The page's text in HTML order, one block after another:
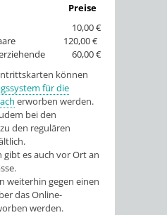
Preise
10,00 €
120,00 €
60,00 €
können
für die
erworben werden.
bei den
den regulären
es auch vor Ort an
weiterhin gegen einen
das Online-
werden.